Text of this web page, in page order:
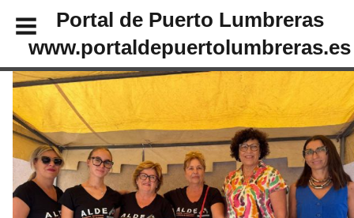
Portal de Puerto Lumbreras
www.portaldepuertolumbreras.es